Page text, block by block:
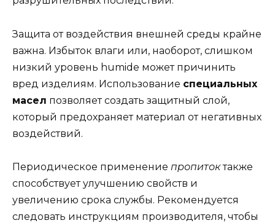
Защита от воздействия внешней среды крайне
важна. Избыток влаги или, наоборот, слишком
низкий уровень humide может причинить
вред изделиям. Использование специальных
масел позволяет создать защитный слой,
который предохраняет материал от негативных
воздействий.
Периодическое применение пропитоктакже
способствует улучшению свойств и
увеличению срока службы. Рекомендуется
следовать инструкциям производителя, чтобы